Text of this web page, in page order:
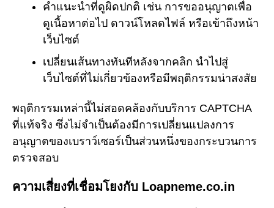
คำแนะนำที่ดูผิดปกติ เช่น การขออนุญาตเพื่อ
ดูเนื้อหาต่อไป ดาวน์โหลดไฟล์ หรือเข้าถึงหน้า
เว็บไซต์
เปลี่ยนเส้นทางทันทีหลังจากคลิก นำไปสู่
เว็บไซต์ที่ไม่เกี่ยวข้องหรือมีพฤติกรรมน่าสงสัย
พฤติกรรมเหล่านี้ไม่สอดคล้องกับบริการ CAPTCHA
ที่แท้จริง ซึ่งไม่จำเป็นต้องมีการเปลี่ยนแปลงการ
อนุญาตของเบราว์เซอร์เป็นส่วนหนึ่งของกระบวนการ
ตรวจสอบ
ความเสี่ยงที่เชื่อมโยงกับ Loapneme.co.in